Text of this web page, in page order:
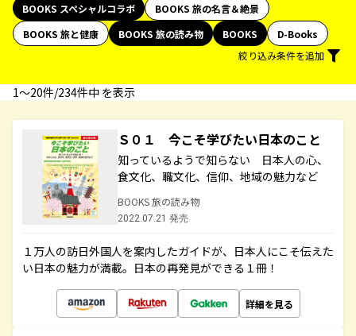
BOOKS スペシャルコラボ
BOOKS 旅の名言＆絶景
BOOKS 旅と健康
BOOKS 旅の読み物 BOOKS
D-Books
絞り込み条件を追加
1〜20件/234件中 を表示
Ｓ０１ 今こそ学びたい日本のこと
知っているようで知らない 日本人の心、
食文化、職文化、信仰、地域の魅力など
BOOKS 旅の読み物
2022.07.21 発売
１万人の訪日外国人を案内したガイドが、日本人にこそ伝えた
い日本の魅力が満載。日本の再発見ができる１冊！
詳細を見る